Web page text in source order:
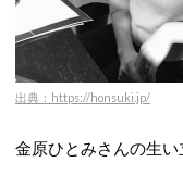
出典：https://honsuki.jp/
金原ひとみさんの生い